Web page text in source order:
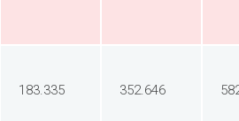
183.335 352.646